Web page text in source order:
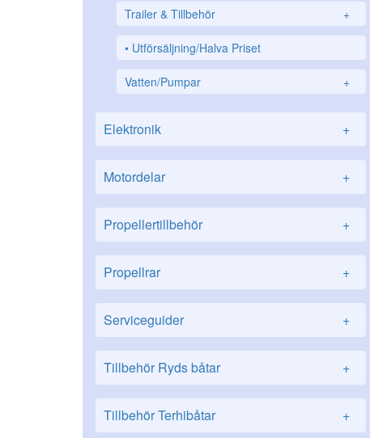
Trailer & Tillbehör +
Utförsäljning/Halva Priset
Vatten/Pumpar +
Elektronik +
Motordelar +
Propellertillbehör +
Propellrar +
Serviceguider +
Tillbehör Ryds båtar +
Tillbehör Terhibåtar +